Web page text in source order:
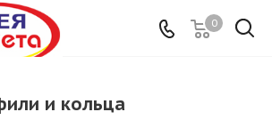
0
и кольца